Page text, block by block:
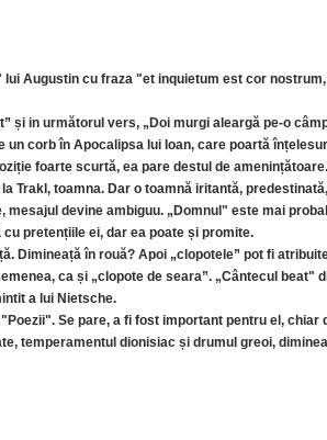
Augustin cu fraza "et inquietum est cor
in următorul vers, „Doi murgi aleargă pe-o
corb în Apocalipsa lui Ioan, care poartă
foarte scurtă, ea pare destul de
toamna. Dar o toamnă iritantă,
devine ambiguu. „Domnul" este mai
pretențiile ei, dar ea poate și promite.
Dimineață în rouă? Apoi „clopotele” pot fi
ca și „clopote de seara”. „Cântecul
a lui Nietsche.
Se pare, a fi fost important pentru el,
temperamentul dionisiac și drumul greoi,